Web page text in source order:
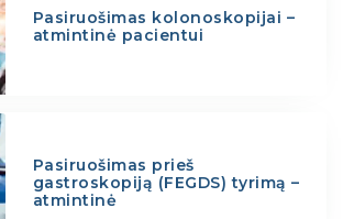
Pasiruošimas kolonoskopijai –
atmintinė pacientui
Pasiruošimas prieš
gastroskopiją (FEGDS) tyrimą –
atmintinė